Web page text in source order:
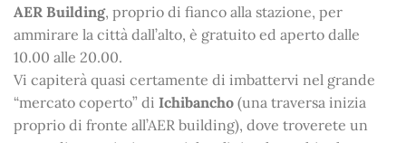
AER Building, proprio di fianco alla stazione, per
ammirare la città dall’alto, è gratuito ed aperto dalle
10.00 alle 20.00.
Vi capiterà quasi certamente di imbattervi nel grande
“mercato coperto” di Ichibancho (una traversa inizia
proprio di fronte all’AER building), dove troverete un